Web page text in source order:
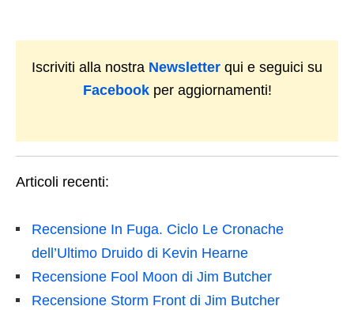
Iscriviti alla nostra Newsletter qui e seguici su
Facebookper aggiornamenti!
Articoli recenti:
Recensione In Fuga. Ciclo Le Cronache
dell’Ultimo Druido di Kevin Hearne
Recensione Fool Moon di Jim Butcher
Recensione Storm Front di Jim Butcher